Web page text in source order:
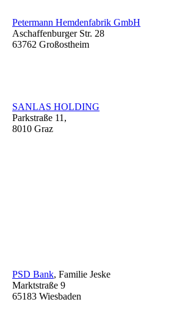
Petermann Hemdenfabrik GmbH
Aschaffenburger Str. 28
63762 Großostheim
SANLAS HOLDING
Parkstraße 11,
8010 Graz
PSD Bank, Familie Jeske
Marktstraße 9
65183 Wiesbaden